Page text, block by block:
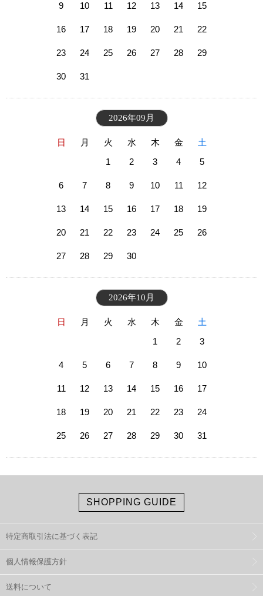
9 10 11 12 13 14 15
16 17 18 19 20 21 22
23 24 25 26 27 28 29
30 31
2026年09月
日 月 火 水 木 金
土
1
2 3 4 5
6 7 8 9 10 11 12
13 14 15 16 17 18 19
20 21 22 23 24 25 26
27 28 29 30
2026年10月
日 月 火 水 木 金
土
1
2 3
4 5 6 7 8 9 10
11 12 13 14 15 16 17
18 19 20 21 22 23 24
25 26 27 28 29 30 31
SHOPPING GUIDE
特定商取引法に基づく表記
個人情報保護方針
送料について